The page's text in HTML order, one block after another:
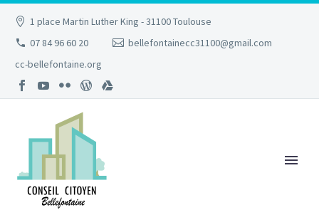
1 place Martin Luther King - 31100 Toulouse
07 84 96 60 20
bellefontainecc31100@gmail.com
cc-bellefontaine.org